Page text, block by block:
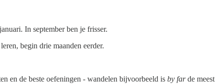
In september ben je frisser.
begin drie maanden eerder.
en de beste oefeningen - wandelen bijvoorbeeld is by farde meest